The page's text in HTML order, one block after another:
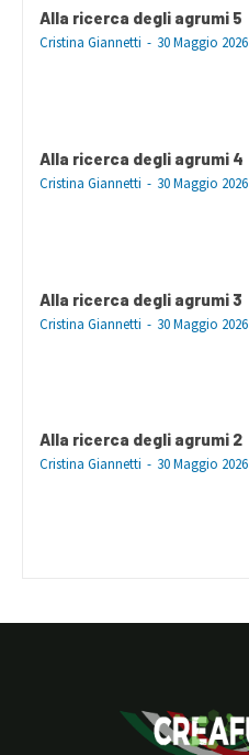
Alla ricerca degli agrumi 5
Cristina Giannetti - 30 Maggio 2026
Alla ricerca degli agrumi 4
Cristina Giannetti - 30 Maggio 2026
Alla ricerca degli agrumi 3
Cristina Giannetti - 30 Maggio 2026
Alla ricerca degli agrumi 2
Cristina Giannetti - 30 Maggio 2026